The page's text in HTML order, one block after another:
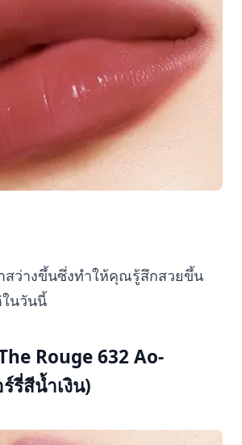
สว่างขึ้นซึ่งทำให้คุณรู้สึกสวยขึ้น
นวันนี้
Rouge 632 Ao-
รี่สีน้ำเงิน)